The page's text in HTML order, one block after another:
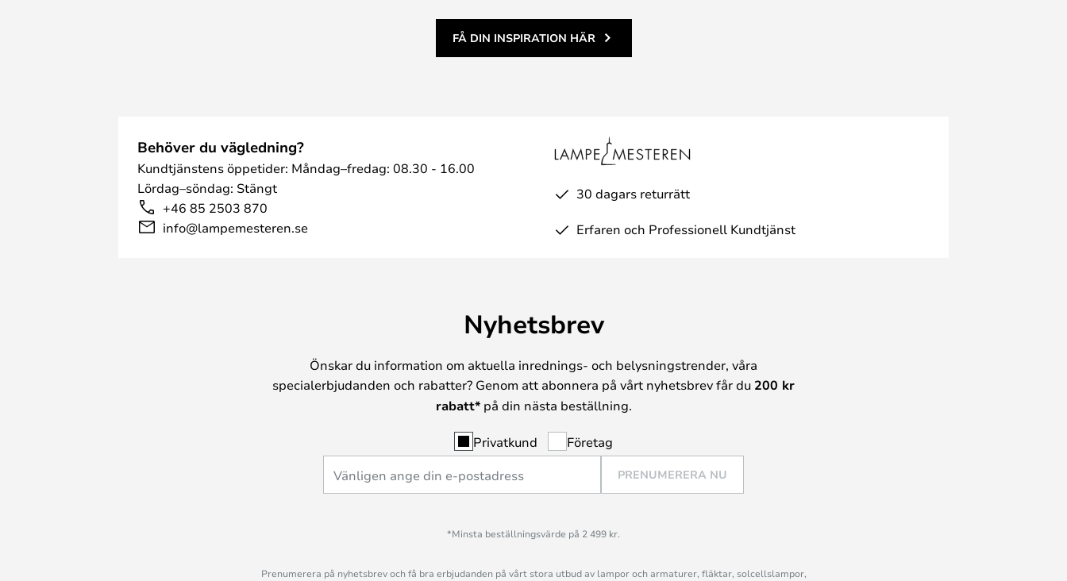
FÅ DIN INSPIRATION HÄR
Behöver du vägledning?
Kundtjänstens öppetider: Måndag–fredag: 08.30 - 16.00
Lördag–söndag: Stängt
+46 85 2503 870
info@lampemesteren.se
30 dagars returrätt
Erfaren och Professionell Kundtjänst
Nyhetsbrev
Önskar du information om aktuella inrednings- och belysningstrender, våra
specialerbjudanden och rabatter? Genom att abonnera på vårt nyhetsbrev får du 200 kr
rabatt*på din nästa beställning.
Privatkund Företag
PRENUMERERA NU
*Minsta beställningsvärde på 2 499 kr.
Prenumerera på nyhetsbrev och få bra erbjudanden på vårt stora utbud av lampor och armaturer, fläktar, solcellslampor,